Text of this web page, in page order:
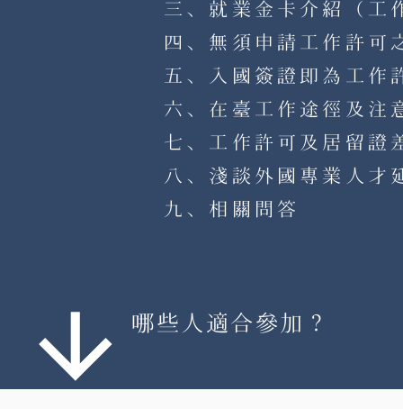
三、就業金卡介紹（工
四、無須申請工作許可
五、入國簽證即為工作
六、在臺工作途徑及注
七、工作許可及居留證
八、淺談外國專業人才
九、相關問答
​哪些人適合參加？